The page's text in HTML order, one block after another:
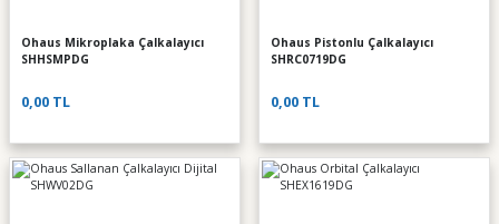
Ohaus Mikroplaka Çalkalayıcı
SHHSMPDG
0,00 TL
Ohaus Pistonlu Çalkalayıcı
SHRC0719DG
0,00 TL